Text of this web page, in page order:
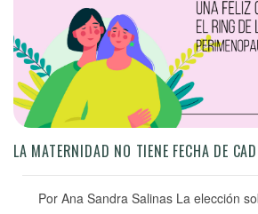
LA MATERNIDAD NO TIENE FECHA DE
Por Ana Sandra Salinas La elección